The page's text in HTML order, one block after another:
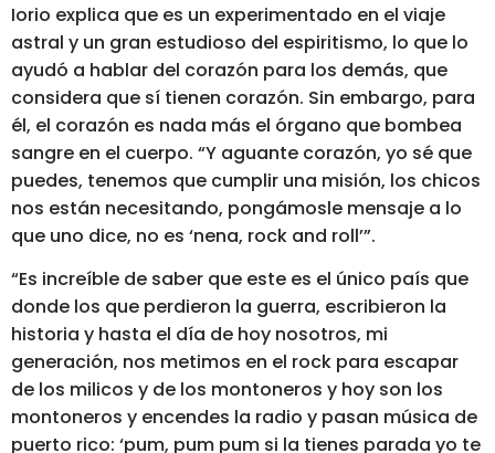
Iorio explica que es un experimentado en el viaje
astral y un gran estudioso del espiritismo, lo que lo
ayudó a hablar del corazón para los demás, que
considera que sí tienen corazón. Sin embargo, para
él, el corazón es nada más el órgano que bombea
sangre en el cuerpo. “Y aguante corazón, yo sé que
puedes, tenemos que cumplir una misión, los chicos
nos están necesitando, pongámosle mensaje a lo
que uno dice, no es ‘nena, rock and roll’”.
“Es increíble de saber que este es el único país que
donde los que perdieron la guerra, escribieron la
historia y hasta el día de hoy nosotros, mi
generación, nos metimos en el rock para escapar
de los milicos y de los montoneros y hoy son los
montoneros y encendes la radio y pasan música de
puerto rico: ‘pum, pum pum si la tienes parada yo te